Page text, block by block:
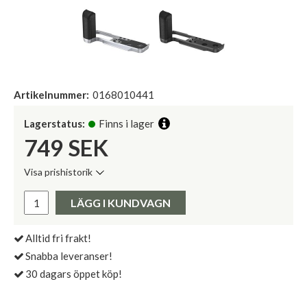
Artikelnummer: 0168010441
Lagerstatus: Finns i lager
749 SEK
Visa prishistorik
Pris:
LÄGG I KUNDVAGN
Alltid fri frakt!
Snabba leveranser!
30 dagars öppet köp!